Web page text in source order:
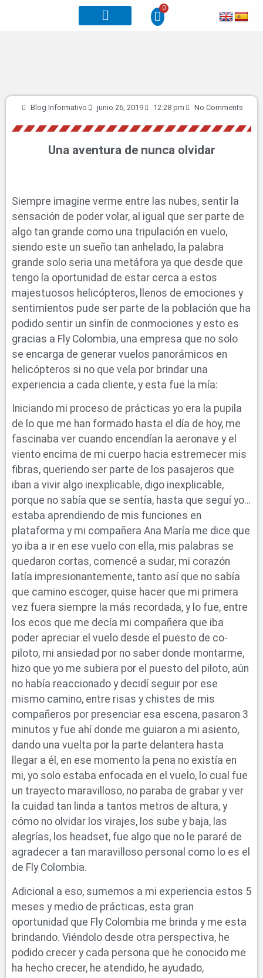
0
Blog Informativo junio 26, 2019 12:28 pm No Comments
Una aventura de nunca olvidar
Siempre imagine verme entre las nubes, sentir la
sensación de poder volar, al igual que ser parte de
algo tan grande como una tripulación en vuelo,
siendo este un sueño tan anhelado, la palabra
grande solo seria una metáfora ya que desde que
tengo la oportunidad de estar cerca a estos
majestuosos helicópteros, llenos de emociones y
sentimientos pude ser parte de la población que ha
podido sentir un sinfín de conmociones y esto es
gracias a Fly Colombia, una empresa que no solo
se encarga de generar vuelos panorámicos en
helicópteros si no que vela por brindar una
experiencia a cada cliente, y esta fue la mía:
Iniciando mi proceso de prácticas yo era la pupila
de lo que me han formado hasta el día de hoy, me
fascinaba ver cuando encendían la aeronave y el
viento encima de mi cuerpo hacia estremecer mis
fibras, queriendo ser parte de los pasajeros que
iban a vivir algo inexplicable, digo inexplicable,
porque no sabía que se sentía, hasta que seguí yo…
estaba aprendiendo de mis funciones en
plataforma y mi compañera Ana María me dice que
yo iba a ir en ese vuelo con ella, mis palabras se
quedaron cortas, comencé a sudar, mi corazón
latía impresionantemente, tanto así que no sabía
que camino escoger, quise hacer que mi primera
vez fuera siempre la más recordada, y lo fue, entre
los ecos que me decía mi compañera que iba
poder apreciar el vuelo desde el puesto de co-
piloto, mi ansiedad por no saber donde montarme,
hizo que yo me subiera por el puesto del piloto, aún
no había reaccionado y decidí seguir por ese
mismo camino, entre risas y chistes de mis
compañeros por presenciar esa escena, pasaron 3
minutos y fue ahí donde me guiaron a mi asiento,
dando una vuelta por la parte delantera hasta
llegar a él, en ese momento la pena no existía en
mi, yo solo estaba enfocada en el vuelo, lo cual fue
un trayecto maravilloso, no paraba de grabar y ver
la cuidad tan linda a tantos metros de altura, y
cómo no olvidar los virajes, los sube y baja, las
alegrías, los headset, fue algo que no le pararé de
agradecer a tan maravilloso personal como lo es el
de Fly Colombia.
Adicional a eso, sumemos a mi experiencia estos 5
meses y medio de prácticas, esta gran
oportunidad que Fly Colombia me brinda y me esta
brindando. Viéndolo desde otra perspectiva, he
podido crecer y cada persona que he conocido me
ha hecho crecer, he atendido, he ayudado,